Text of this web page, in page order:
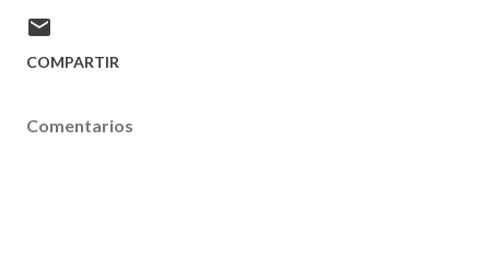
COMPARTIR
Comentarios